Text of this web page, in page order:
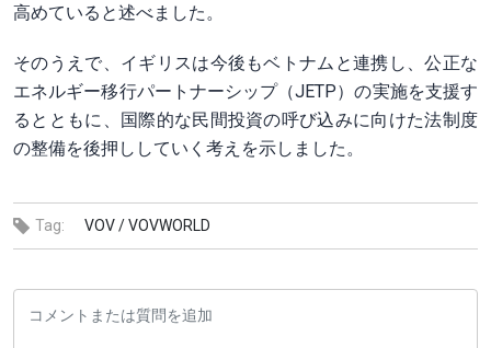
高めていると述べました。
そのうえで、イギリスは今後もベトナムと連携し、公正な
エネルギー移行パートナーシップ（JETP）の実施を支援す
るとともに、国際的な民間投資の呼び込みに向けた法制度
の整備を後押ししていく考えを示しました。
Tag: VOV /VOVWORLD